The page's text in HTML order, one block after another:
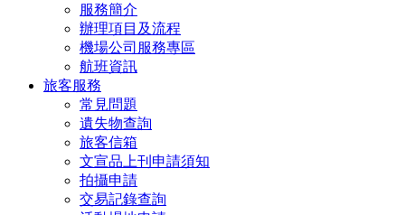
服務簡介
辦理項目及流程
機場公司服務專區
航班資訊
旅客服務
常見問題
遺失物查詢
旅客信箱
文宣品上刊申請須知
拍攝申請
交易記錄查詢